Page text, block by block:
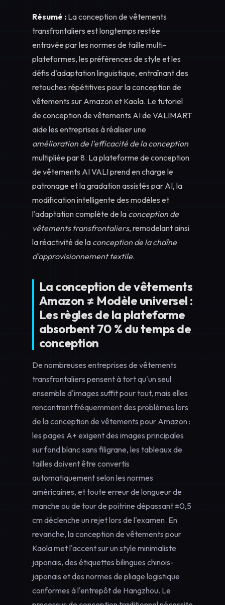
Résumé : La conception de vêtements
transfrontaliers est longtemps restée
entravée par les normes de taille multi-
plateformes, les préférences de style et les
défis d'adaptation linguistique, entraînant des
retouches répétitives pour la conception de
vêtements sur Amazon et Kaola. Le tutoriel
de conception de vêtements AI de VALIMART
aide les entreprises à réaliser une
amélioration de l'efficacité de la conception
multipliée par 8. La plateforme de conception
de vêtements AI VALI prend en charge le
patronage et la gradation assistés par AI, la
modification intelligente des modèles et
l'adaptation complète de la conception de
vêtements transfrontaliers, remodelant ainsi
la réactivité de la conception de la chaîne
d'approvisionnement textile.
La conception de vêtements
Amazon ≠ Modèle universel :
Les règles de la plateforme
absorbent 70 % du temps de
conception
De nombreuses entreprises de vêtements
transfrontaliers pensent à tort qu'un seul
ensemble d'images suffit pour tout, mais elles
rencontrent fréquemment des problèmes lors
de la conception de vêtements pour Amazon :
les pages A+ exigent des images principales
sur fond blanc sans filigrane, les tableaux de
tailles doivent être convertis
automatiquement selon les normes
américaines, et toute erreur de longueur de
manche ou de tour de poitrine dépassant ±0,5
cm déclenche un rejet lors de l'examen. En
revanche, la conception de vêtements pour
Kaola met l'accent sur un style minimaliste
japonais, des étiquettes bilingues chinois-
japonais et des normes de pliage logistique
conformes à l'entrepôt de Hangzhou. Le